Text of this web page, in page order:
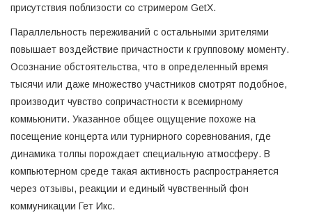
присутствия поблизости со стримером GetX.
Параллельность переживаний с остальными зрителями
повышает воздействие причастности к групповому моменту.
Осознание обстоятельства, что в определенный время
тысячи или даже множество участников смотрят подобное,
производит чувство сопричастности к всемирному
коммьюнити. Указанное общее ощущение похоже на
посещение концерта или турнирного соревнования, где
динамика толпы порождает специальную атмосферу. В
компьютерном среде такая активность распространяется
через отзывы, реакции и единый чувственный фон
коммуникации Гет Икс.